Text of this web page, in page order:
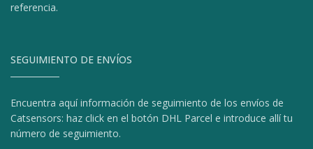
referencia.
SEGUIMIENTO DE ENVÍOS
Encuentra aquí información de seguimiento de los envíos de
Catsensors: haz click en el botón DHL Parcel e introduce allí tu
número de seguimiento.